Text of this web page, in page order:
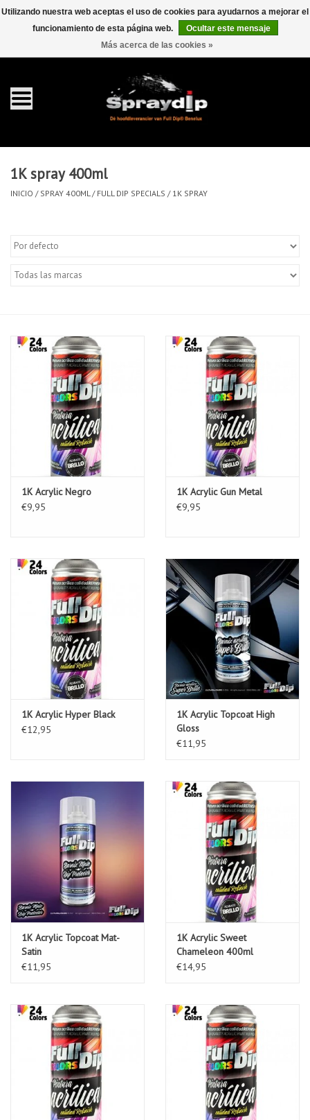
0 Artículos - €0,00
galón 4 liter
Spray 400ml
Completa dip sets
accesorios Dippen
1K spray 400ml
INICIO / SPRAY 400ML / FULL DIP SPECIALS / 1K SPRAY
1K Acrylic Negro
€9,95
1K Acrylic Gun Metal
€9,95
1K Acrylic Hyper Black
€12,95
1K Acrylic Topcoat High
Gloss
€11,95
1K Acrylic Topcoat Mat-
Satin
€11,95
1K Acrylic Sweet
Chameleon 400ml
€14,95
Utilizando nuestra web aceptas el uso de cookies para ayudarnos a mejorar el
funcionamiento de esta página web.
Ocultar este mensaje
Más acerca de las cookies »